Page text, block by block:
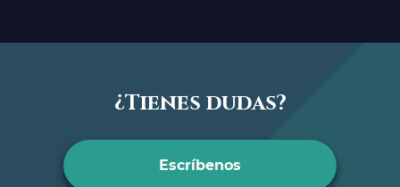
¿Tienes dudas?
Escríbenos